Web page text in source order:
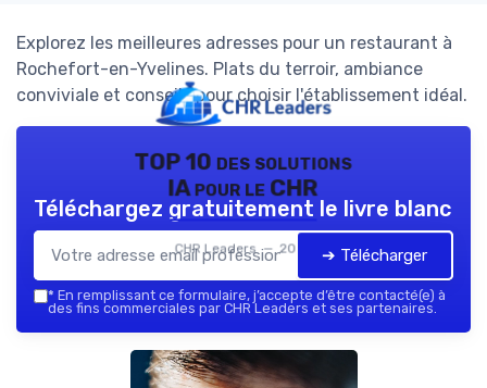
Explorez les meilleures adresses pour un restaurant à
Rochefort-en-Yvelines. Plats du terroir, ambiance
conviviale et conseils pour choisir l'établissement idéal.
TOP 10 des solutions
IA pour le CHR
CHR Leaders — 2026
Téléchargez gratuitement le livre blanc
➔ Télécharger
* En remplissant ce formulaire, j’accepte d’être contacté(e) à
des fins commerciales par CHR Leaders et ses partenaires.